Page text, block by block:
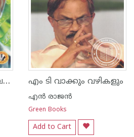
തെരഞ്ഞെടുത്ത പ്രബന്ധനങ്ങള്‍ എം കെ സാനു എം ടി വാക്കും വഴികളും
എന്‍ രാജന്‍
Green Books
Add to Cart